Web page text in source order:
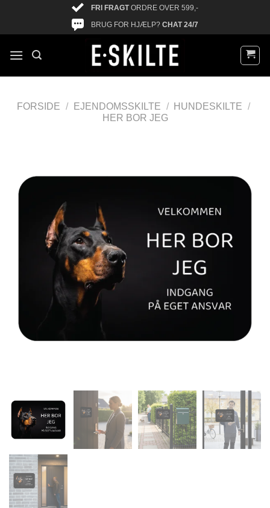
FRI FRAGTORDRE OVER 599,-
BRUG FOR HJÆLP? CHAT 24/7
FORSIDE / EJENDOMSSKILTE / HUNDESKILTE /
HER BOR JEG